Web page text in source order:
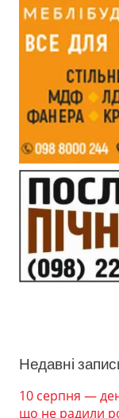
Недавні
10 серпня —
що не радили